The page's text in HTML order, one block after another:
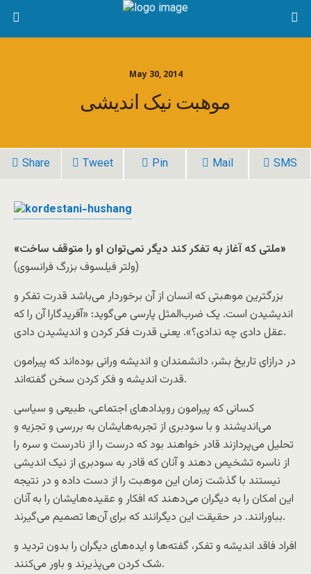
May 30, 2014
موهبت نیک اندیشی
Share Tweet Pin Mail SMS
«ملتی که آغاز به تفکر کند دیگر نمی‌توان او را متوقف ساخت»
(ولتر فیلسوف بزرگ فرانسوی)
بزرگترین موهبتی که انسان از آن برخوردار می‌باشد قدرت تفکر و
اندیشیدن است. یک ضرب‌المثل پارسی می‌گوید: «آفریدگارا آن را که
عقل دادی چه ندادی؟». یعنی قدرت فکر کردن و اندیشیدن دادی.
در درازای تاریخ بشر، دانشمندان و اندیشه ورانی بوده‌اند که پیرامون
قدرت اندیشه و فکر کردن سخن گفته‌اند.
کسانی که پیرامون رویدادهای اجتماعی، طبیعی و سیاسی
می‌اندیشند و با سودبری از تجربه‌هایشان به بررسی و تجزیه و
تحلیل می‌پردازند قادر خواهند بود که درست را از نادرست و سره را
از ناسره تشخیص دهند و آنان که قادر به سودبری از نیک اندیشی
نیستند با گذشت زمان این موهبت را از دست داده و در نتیجه
این امکان را به دیگران می‌دهند که افکار و عقیده‌هایشان را به آنان
بباورانند. در حقیقت این دیگرانند که برای آن‌ها تصمیم می‌گیرند.
افراد فاقد اندیشه و تفکر، گفته‌ها و ایده‌های دیگران را بدون تردید و
شک کردن می‌پذیرند و باور می‌کنند.